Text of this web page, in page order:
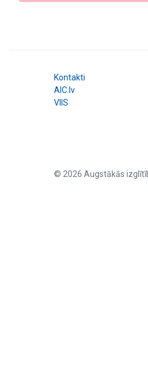
Kontakti
AIC.lv
VIIS
© 2026 Augstākās